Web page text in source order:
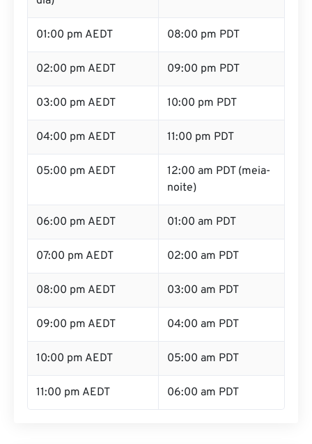
01:00 pm AEDT 08:00 pm PDT
02:00 pm AEDT 09:00 pm PDT
03:00 pm AEDT 10:00 pm PDT
04:00 pm AEDT 11:00 pm PDT
05:00 pm AEDT
12:00 am PDT (meia-
noite)
06:00 pm AEDT 01:00 am PDT
07:00 pm AEDT 02:00 am PDT
08:00 pm AEDT 03:00 am PDT
09:00 pm AEDT 04:00 am PDT
10:00 pm AEDT 05:00 am PDT
11:00 pm AEDT 06:00 am PDT